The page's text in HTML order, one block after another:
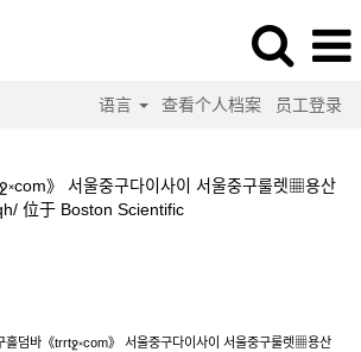
语言 查看个人档案 员工登录
》 서울중구다이사이 서울중구룰렛▦용산
位于 Boston Scientific（当
홀덤바《trrtջ༝com》 서울중구다이사이 서울중구룰렛▦용산